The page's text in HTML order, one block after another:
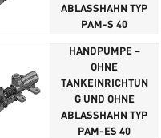
ABLASSHAHN TYP
PAM-S 40
HANDPUMPE –
OHNE
TANKEINRICHTUN
G UND OHNE
ABLASSHAHN TYP
PAM-ES 40